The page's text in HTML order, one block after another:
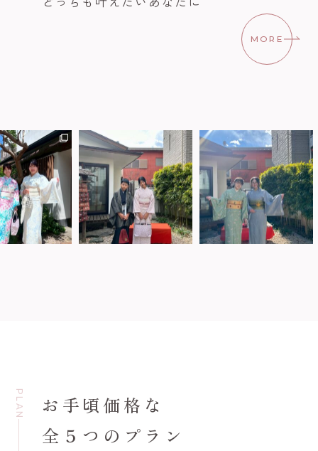
MORE
PLAN
お手頃価格な
全５つのプラン